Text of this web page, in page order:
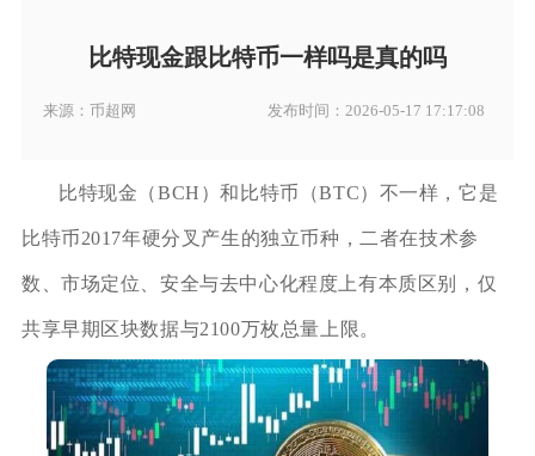
比特现金跟比特币一样吗是真的吗
来源：币超网 发布时间：2026-05-17 17:17:08
比特现金（BCH）和比特币（BTC）不一样，它是
比特币2017年硬分叉产生的独立币种，二者在技术参
数、市场定位、安全与去中心化程度上有本质区别，仅
共享早期区块数据与2100万枚总量上限。